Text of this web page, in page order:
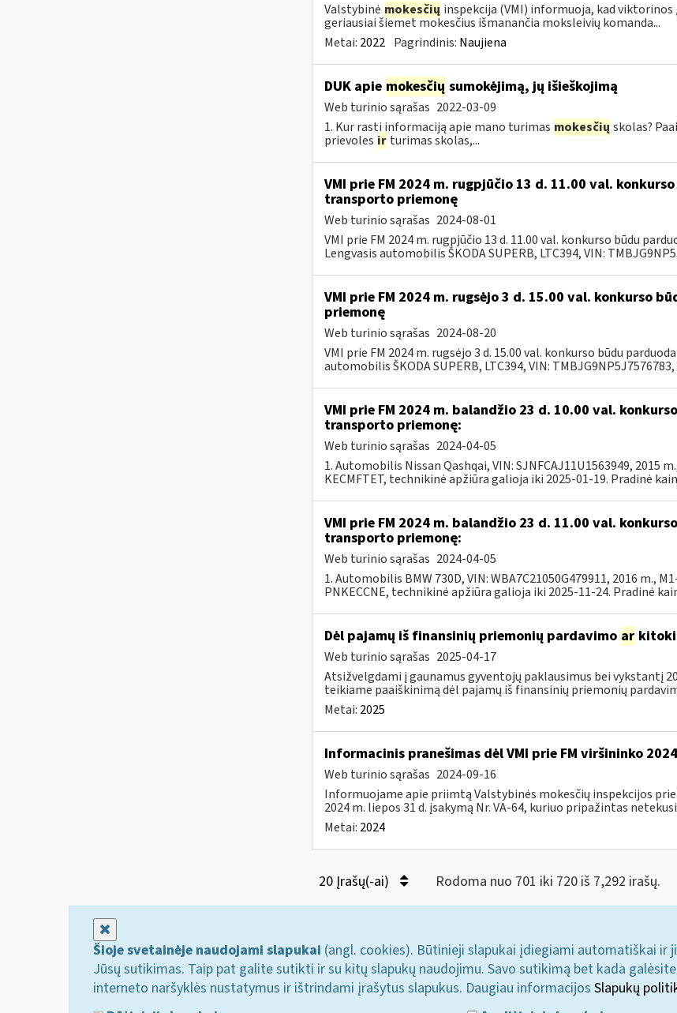
Valstybinė mokesčių inspekcija (VMI) informuoja, kad
geriausiai šiemet mokesčius išmanančia moksleivių komanda...
Metai: 2022 Pagrindinis: Naujiena
DUK apie mokesčių sumokėjimą, jų išieškojimą
Web turinio sąrašas 2022-03-09
1. Kur rasti informaciją apie mano turimas mokesčių skolas?
prievoles ir turimas skolas,...
VMI prie FM 2024 m. rugpjūčio 13 d. 11.00 val.
transporto priemonę
Web turinio sąrašas 2024-08-01
VMI prie FM 2024 m. rugpjūčio 13 d. 11.00 val. konkurso būdu
Lengvasis automobilis ŠKODA SUPERB, LTC394, VIN:
VMI prie FM 2024 m. rugsėjo 3 d. 15.00 val. konkurso
priemonę
Web turinio sąrašas 2024-08-20
VMI prie FM 2024 m. rugsėjo 3 d. 15.00 val. konkurso būdu
automobilis ŠKODA SUPERB, LTC394, VIN: TMBJG9NP5J7576783,
VMI prie FM 2024 m. balandžio 23 d. 10.00 val.
transporto priemonę:
Web turinio sąrašas 2024-04-05
1. Automobilis Nissan Qashqai, VIN: SJNFCAJ11U1563949, 2015
KECMFTET, technikinė apžiūra galioja iki 2025-01-19. Pradinė
VMI prie FM 2024 m. balandžio 23 d. 11.00 val.
transporto priemonę:
Web turinio sąrašas 2024-04-05
1. Automobilis BMW 730D, VIN: WBA7C21050G479911, 2016 m.,
PNKECCNE, technikinė apžiūra galioja iki 2025-11-24. Pradinė
Dėl pajamų iš finansinių priemonių pardavimo ar
Web turinio sąrašas 2025-04-17
Atsižvelgdami į gaunamus gyventojų paklausimus bei vykstantį
teikiame paaiškinimą dėl pajamų iš finansinių priemonių
Metai: 2025
Informacinis pranešimas dėl VMI prie FM viršininko
Web turinio sąrašas 2024-09-16
Informuojame apie priimtą Valstybinės mokesčių inspekcijos
2024 m. liepos 31 d. įsakymą Nr. VA-64, kuriuo pripažintas
Metai: 2024
20 Įrašų(-ai) Rodoma nuo 701 iki 720 iš 7,292 irašų.
Šioje svetainėje naudojami slapukai (angl. cookies). Būtinieji slapukai įdiegiami automatiškai ir
Jūsų sutikimas. Taip pat galite sutikti ir su kitų slapukų naudojimu. Savo sutikimą bet kada
interneto naršyklės nustatymus ir ištrindami įrašytus slapukus. Daugiau informacijos Slapukų